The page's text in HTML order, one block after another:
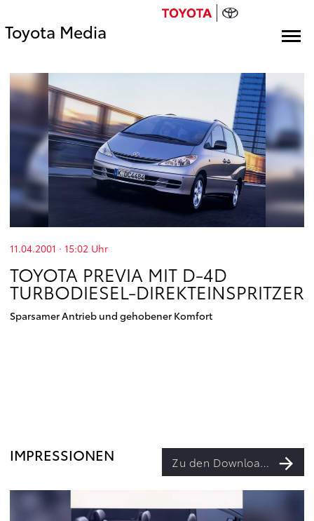
Toyota Media
11.04.2001 · 15:02 Uhr
TOYOTA PREVIA MIT D-4D
TURBODIESEL-DIREKTEINSPRITZER
Sparsamer Antrieb und gehobener Komfort
IMPRESSIONEN Zu den Downloads